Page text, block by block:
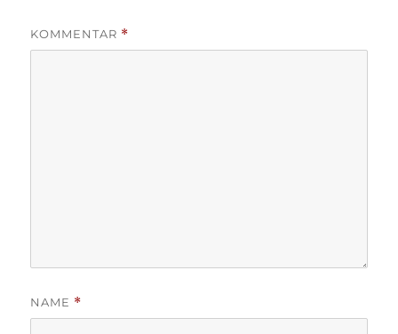
KOMMENTAR *
NAME *